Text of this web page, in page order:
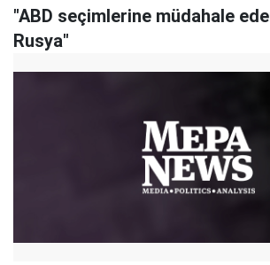
"ABD seçimlerine müdahale
Rusya"